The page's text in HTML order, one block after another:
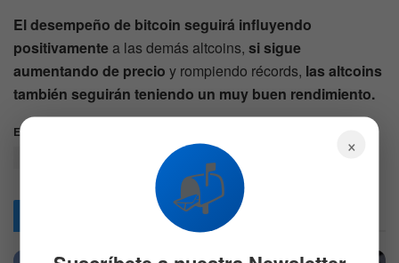
El desempeño de bitcoin seguirá influyendo
positivamente a las demás altcoins, si sigue
aumentando de precio y rompiendo récords, las altcoins
también seguirán teniendo un muy buen rendimiento.
Etiquetas:
criptos dowcoin
Relacionados
×
📬